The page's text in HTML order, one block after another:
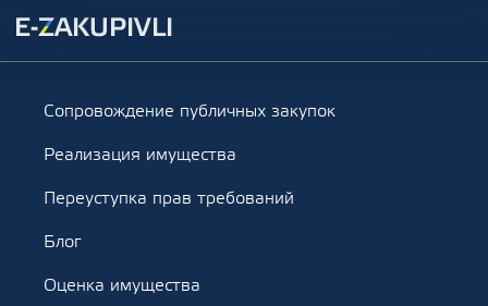
Сопровождение публичных закупок
Реализация имущества
Переуступка прав требований
Блог
Оценка имущества